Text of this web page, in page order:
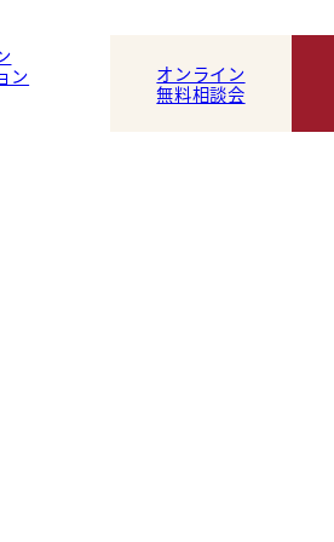
ン
オンライン
無料相談会